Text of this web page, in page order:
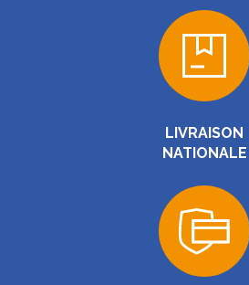
LIVRAISON
NATIONALE